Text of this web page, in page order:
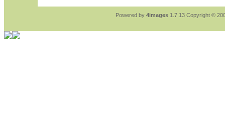
jan-lukas:geschrieben am: 28. 4.
Powered by 4images 1.7.13 Copyright ©